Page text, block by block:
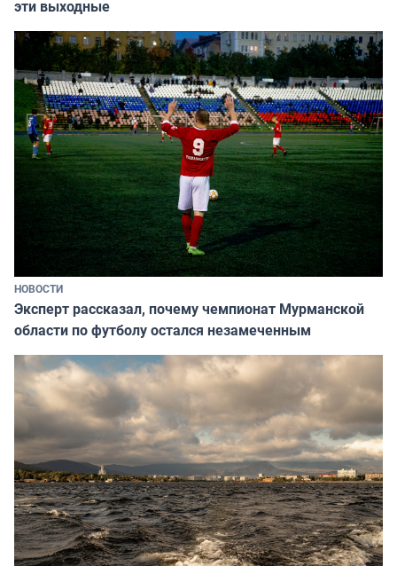
эти выходные
НОВОСТИ
Эксперт рассказал, почему чемпионат Мурманской
области по футболу остался незамеченным